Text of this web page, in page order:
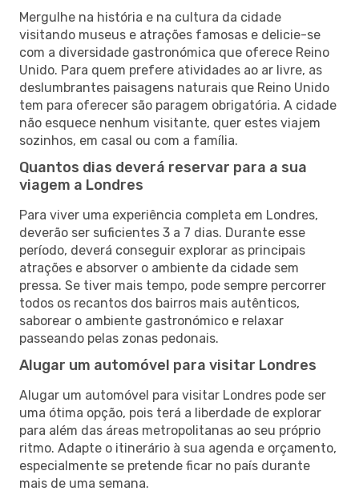
Mergulhe na história e na cultura da cidade
visitando museus e atrações famosas e delicie-se
com a diversidade gastronómica que oferece Reino
Unido. Para quem prefere atividades ao ar livre, as
deslumbrantes paisagens naturais que Reino Unido
tem para oferecer são paragem obrigatória. A cidade
não esquece nenhum visitante, quer estes viajem
sozinhos, em casal ou com a família.
Quantos dias deverá reservar para a sua
viagem a Londres
Para viver uma experiência completa em Londres,
deverão ser suficientes 3 a 7 dias. Durante esse
período, deverá conseguir explorar as principais
atrações e absorver o ambiente da cidade sem
pressa. Se tiver mais tempo, pode sempre percorrer
todos os recantos dos bairros mais autênticos,
saborear o ambiente gastronómico e relaxar
passeando pelas zonas pedonais.
Alugar um automóvel para visitar Londres
Alugar um automóvel para visitar Londres pode ser
uma ótima opção, pois terá a liberdade de explorar
para além das áreas metropolitanas ao seu próprio
ritmo. Adapte o itinerário à sua agenda e orçamento,
especialmente se pretende ficar no país durante
mais de uma semana.